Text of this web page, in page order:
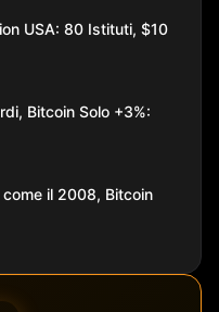
USA: 80 Istituti, $10
Bitcoin Solo +3%:
il 2008, Bitcoin